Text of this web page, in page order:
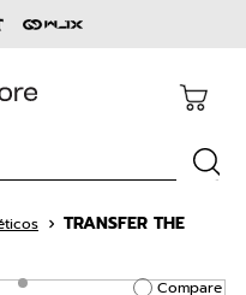
TRANSFER THE
Compare